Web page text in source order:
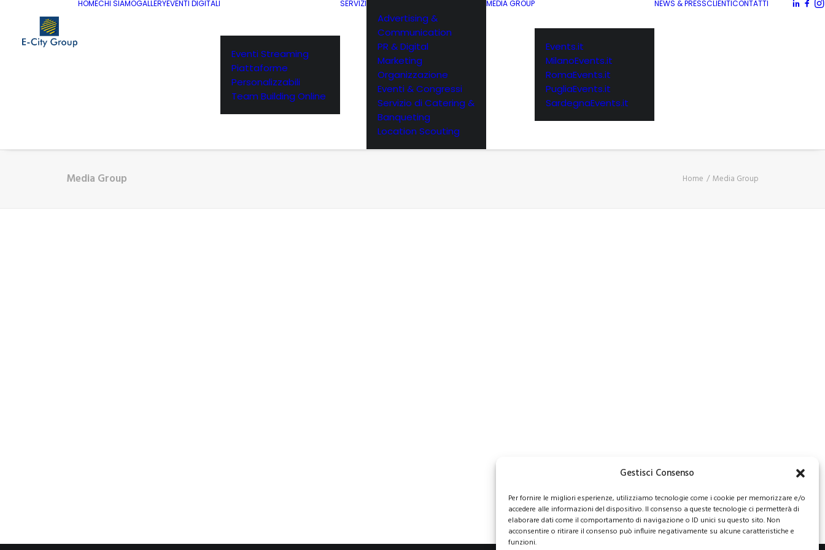
Gestisci Consenso
Per fornire le migliori esperienze, utilizziamo tecnologie come i cookie per memorizzare e/o
accedere alle informazioni del dispositivo. Il consenso a queste tecnologie ci permetterà di
elaborare dati come il comportamento di navigazione o ID unici su questo sito. Non
acconsentire o ritirare il consenso può influire negativamente su alcune caratteristiche e
funzioni.
HOMECHI SIAMOGALLERYEVENTI DIGITALI
Eventi Streaming
Piattaforme
Personalizzabili
Team Building Online
SERVIZI
Advertising &
Communication
PR & Digital
Marketing
Organizzazione
Eventi & Congressi
Servizio di Catering &
Banqueting
Location Scouting
MEDIA GROUP
Events.it
MilanoEvents.it
RomaEvents.it
PugliaEvents.it
SardegnaEvents.it
NEWS & PRESSCLIENTICONTATTI
Media Group Home Media Group